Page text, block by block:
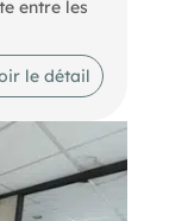
entre les
le détail